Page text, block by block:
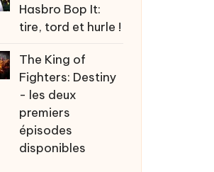
Hasbro Bop It:
tire, tord et hurle !
The King of
Fighters: Destiny
- les deux
premiers
épisodes
disponibles